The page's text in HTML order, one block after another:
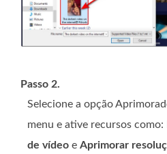
Passo 2.
Selecione a opção
menu e ative recursos como:
de vídeo e Aprimorar